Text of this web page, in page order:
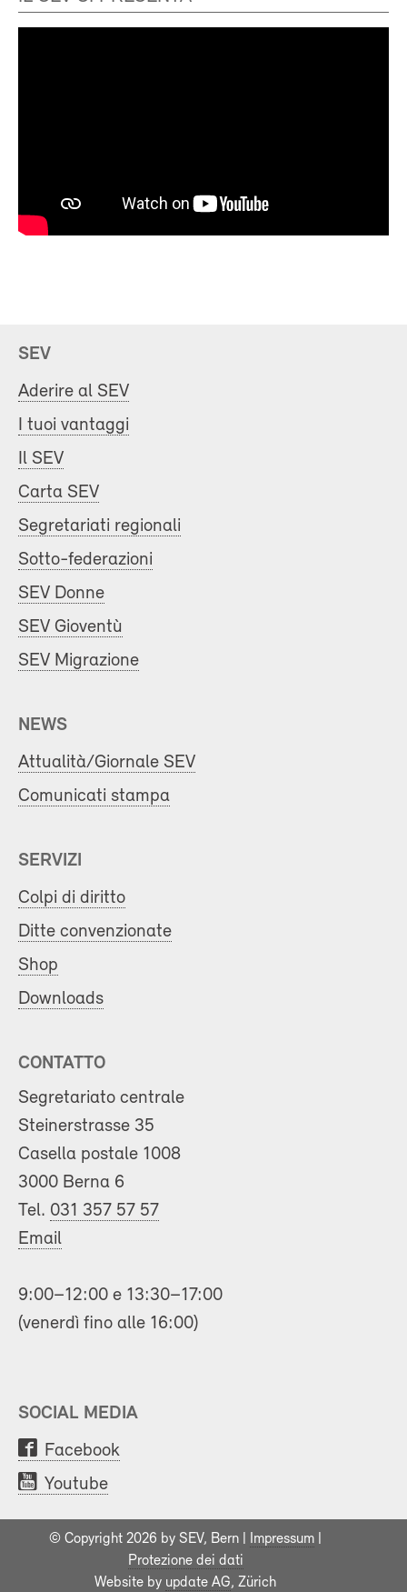
SEV
Aderire al SEV
I tuoi vantaggi
Il SEV
Carta SEV
Segretariati regionali
Sotto-federazioni
SEV Donne
SEV Gioventù
SEV Migrazione
NEWS
Attualità/Giornale SEV
Comunicati stampa
SERVIZI
Colpi di diritto
Ditte convenzionate
Shop
Downloads
CONTATTO
Segretariato centrale
Steinerstrasse 35
Casella postale 1008
3000 Berna 6
Tel. 031 357 57 57
Email
9:00–12:00 e 13:30–17:00
(venerdì fino alle 16:00)
SOCIAL MEDIA
Facebook
Youtube
© Copyright 2026 by SEV, Bern | Impressum
Protezione dei dati
Website by update AG, Zürich